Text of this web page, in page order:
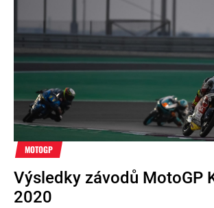
MOTOGP
Výsledky závodů MotoGP
2020